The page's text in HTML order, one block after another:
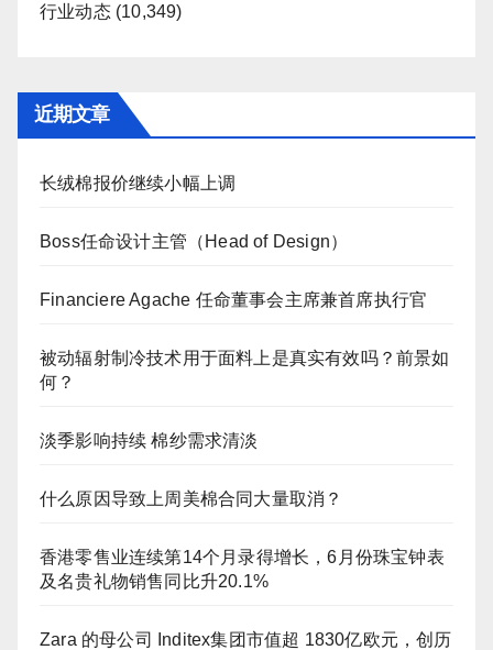
行业动态(10,349)
近期文章
长绒棉报价继续小幅上调
Boss任命设计主管（Head of Design）
Financiere Agache 任命董事会主席兼首席执行官
被动辐射制冷技术用于面料上是真实有效吗？前景如
何？
淡季影响持续 棉纱需求清淡
什么原因导致上周美棉合同大量取消？
香港零售业连续第14个月录得增长，6月份珠宝钟表
及名贵礼物销售同比升20.1%
Zara 的母公司 Inditex集团市值超 1830亿欧元，创历